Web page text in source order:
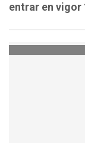
entrar en vigor